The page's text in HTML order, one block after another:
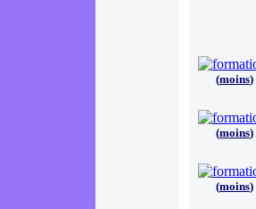
(moins)
(moins)
(moins)